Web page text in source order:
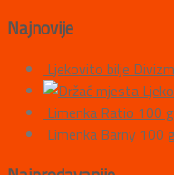
Najnovije
Ljekovito bilje
Limenka Ratio 100 g
Limenka Barny 100 g